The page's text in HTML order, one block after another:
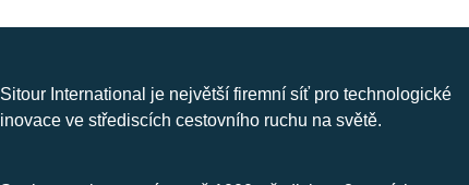
Sitour International je největší firemní síť pro technologické
inovace ve střediscích cestovního ruchu na světě.